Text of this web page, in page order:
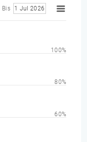
Bis 1 Jul 2026
60%
80%
100%